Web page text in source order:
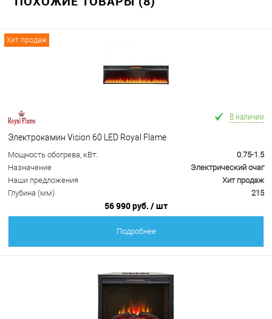
Хит продаж
В наличии
Электрокамин Vision 60 LED Royal Flame
Мощность обогрева, кВт:
0.75-1.5
Назначение
Электрический очаг
Наши предложения
Хит продаж
Глубина (мм)
215
56 990 руб. / шт
Подробнее